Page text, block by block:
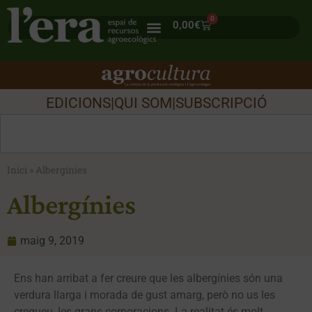
0,00€
0
EDICIONS|QUI SOM|SUBSCRIPCIÓ
Inici » Albergínies
Albergínies
maig 9, 2019
Ens han arribat a fer creure que les albergínies són una
verdura llarga i morada de gust amarg, però no us les